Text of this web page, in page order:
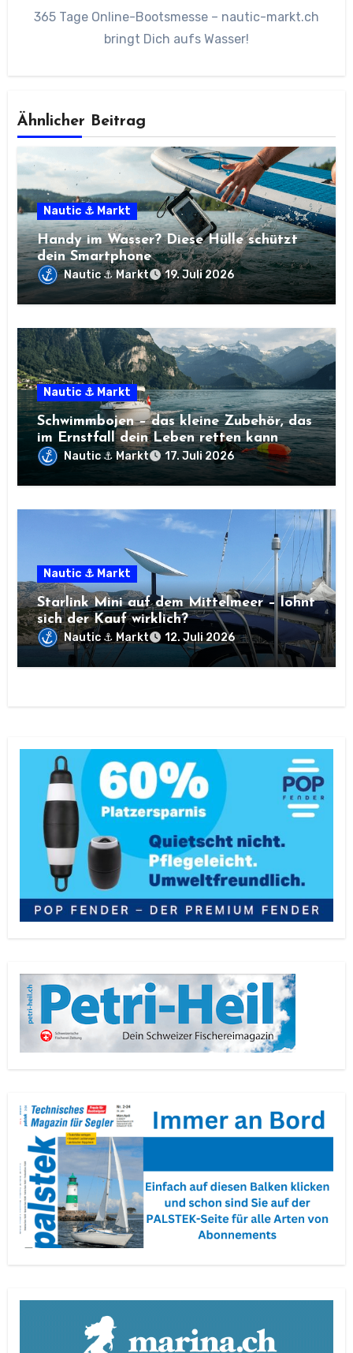
365 Tage Online-Bootsmesse – nautic-markt.ch
bringt Dich aufs Wasser!
Ähnlicher Beitrag
Nautic ⚓ Markt
Handy im Wasser? Diese Hülle schützt
dein Smartphone
Nautic ⚓ Markt 19. Juli 2026
Nautic ⚓ Markt
Schwimmbojen – das kleine Zubehör, das
im Ernstfall dein Leben retten kann
Nautic ⚓ Markt 17. Juli 2026
Nautic ⚓ Markt
Starlink Mini auf dem Mittelmeer – lohnt
sich der Kauf wirklich?
Nautic ⚓ Markt 12. Juli 2026